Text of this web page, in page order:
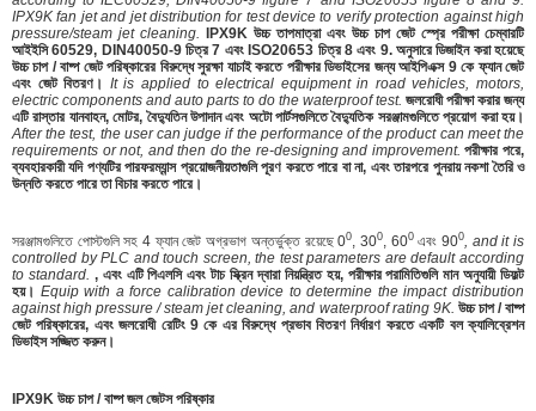
IPX9K fan jet and jet distribution for test device to verify protection against high
pressure/steam jet cleaning. IPX9K উচ্চ তাপমাত্রা এবং উচ্চ চাপ জেট স্প্রে পরীক্ষা চেম্বারটি
আইইসি 60529, DIN40050-9 চিত্র 7 এবং ISO20653 চিত্র 8 এবং 9. অনুসারে ডিজাইন করা হয়েছে
উচ্চ চাপ / বাষ্প জেট পরিষ্কারের বিরুদ্ধে সুরক্ষা যাচাই করতে পরীক্ষার ডিভাইসের জন্য আইপিএক্স 9 কে ফ্যান জেট
এবং জেট বিতরণ। It is applied to electrical equipment in road vehicles, motors,
electric components and auto parts to do the waterproof test. জলরোধী পরীক্ষা করার জন্য
এটি রাস্তার যানবাহন, মোটর, বৈদ্যুতিন উপাদান এবং অটো পার্টসগুলিতে বৈদ্যুতিক সরঞ্জামগুলিতে প্রয়োগ করা হয়।
After the test, the user can judge if the performance of the product can meet the
requirements or not, and then do the re-designing and improvement. পরীক্ষার পরে,
ব্যবহারকারী যদি পণ্যটির পারফরম্যান্স প্রয়োজনীয়তাগুলি পূরণ করতে পারে বা না, এবং তারপরে পুনরায় নকশা তৈরি ও
উন্নতি করতে পারে তা বিচার করতে পারে।
সরঞ্জামগুলিতে পোস্টগুলি সহ 4 ফ্যান জেট অগ্রভাগ অন্তর্ভুক্ত রয়েছে00, 300, 600 এবং 900, and it is
controlled by PLC and touch screen, the test parameters are default according
to standard. , এবং এটি পিএলসি এবং টাচ স্ক্রিন দ্বারা নিয়ন্ত্রিত হয়, পরীক্ষার পরামিতিগুলি মান অনুযায়ী ডিফল্ট
হয়। Equip with a force calibration device to determine the impact distribution
against high pressure / steam jet cleaning, and waterproof rating 9K. উচ্চ চাপ / বাষ্প
জেট পরিষ্কারের, এবং জলরোধী রেটিং 9 কে এর বিরুদ্ধে প্রভাব বিতরণ নির্ধারণ করতে একটি বল ক্যালিব্রেশন
ডিভাইস সজ্জিত করুন।
IPX9K উচ্চ চাপ / বাষ্প জল জেটস পরিষ্কার